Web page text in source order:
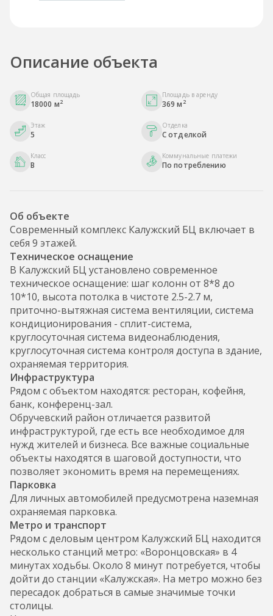
Описание объекта
Общая площадь
18000 м2
Площадь в аренду
369 м 2
Этаж
5
Отделка
С отделкой
Класс
B
Коммунальные платежи
По потреблению
Об объекте
Современный комплекс Калужский БЦ включает в
себя 9 этажей.
Техническое оснащение
В Калужский БЦ установлено современное
техническое оснащение: шаг колонн от 8*8 до
10*10, высота потолка в чистоте 2.5-2.7 м,
приточно-вытяжная система вентиляции, система
кондиционирования - сплит-система,
круглосуточная система видеонаблюдения,
круглосуточная система контроля доступа в здание,
охраняемая территория.
Инфраструктура
Рядом с объектом находятся: ресторан, кофейня,
банк, конференц-зал.
Обручевский район отличается развитой
инфраструктурой, где есть все необходимое для
нужд жителей и бизнеса. Все важные социальные
объекты находятся в шаговой доступности, что
позволяет экономить время на перемещениях.
Парковка
Для личных автомобилей предусмотрена наземная
охраняемая парковка.
Метро и транспорт
Рядом с деловым центром Калужский БЦ находится
несколько станций метро: «Воронцовская» в 4
минутах ходьбы. Около 8 минут потребуется, чтобы
дойти до станции «Калужская». На метро можно без
пересадок добраться в самые значимые точки
столицы.